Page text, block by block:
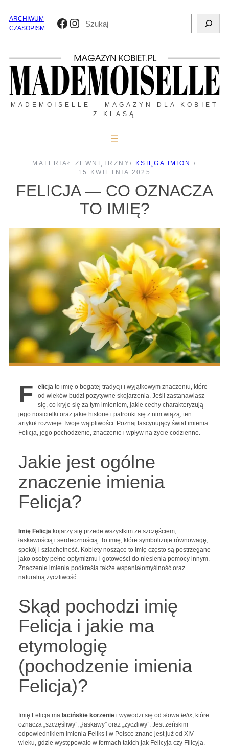
treściARCHIWUM
CZASOPISM
Facebook
Instagram
MADEMOISELLE – MAGAZYN DLA KOBIET
Z KLASĄ
MATERIAŁ ZEWNĘTRZNY/ KSIĘGA IMION
/
15 KWIETNIA 2025
FELICJA — CO OZNACZA
TO IMIĘ?
F elicja to imię o bogatej tradycji i wyjątkowym znaczeniu, które
od wieków budzi pozytywne skojarzenia. Jeśli zastanawiasz
się, co kryje się za tym imieniem, jakie cechy charakteryzują
jego nosicielki oraz jakie historie i patronki się z nim wiążą, ten
artykuł rozwieje Twoje wątpliwości. Poznaj fascynujący świat imienia
Felicja, jego pochodzenie, znaczenie i wpływ na życie codzienne.
Jakie jest ogólne
znaczenie imienia
Felicja?
Imię Felicja kojarzy się przede wszystkim ze szczęściem,
łaskawością i serdecznością. To imię, które symbolizuje równowagę,
spokój i szlachetność. Kobiety noszące to imię często są postrzegane
jako osoby pełne optymizmu i gotowości do niesienia pomocy innym.
Znaczenie imienia podkreśla także wspaniałomyślność oraz
naturalną życzliwość.
Skąd pochodzi imię
Felicja i jakie ma
etymologię
(pochodzenie imienia
Felicja)?
Imię Felicja ma łacińskie korzeniei wywodzi się od słowa felix, które
oznacza „szczęśliwy”, „łaskawy” oraz „życzliwy”. Jest żeńskim
odpowiednikiem imienia Feliks i w Polsce znane jest już od XIV
wieku, gdzie występowało w formach takich jak Felicyja czy Filicyja.